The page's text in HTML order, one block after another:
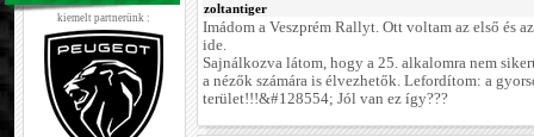
kiemelt partnerünk :
zoltantiger
Imádom a Veszprém Rallyt. Ott voltam az első és
ide.
Sajnálkozva látom, hogy a 25. alkalomra nem
a nézők számára is élvezhetők. Lefordítom: a
terület!!!&#128554; Jól van ez így???